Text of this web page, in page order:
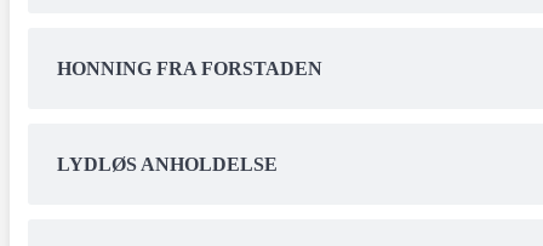
HONNING FRA FORSTADEN
LYDLØS ANHOLDELSE